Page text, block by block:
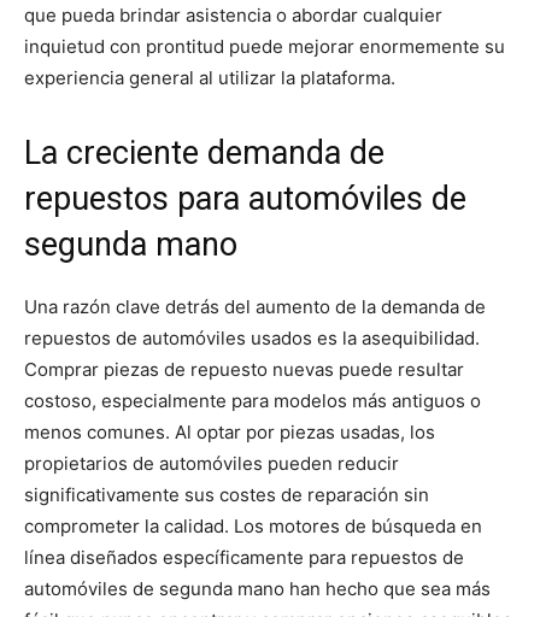
que pueda brindar asistencia o abordar cualquier
inquietud con prontitud puede mejorar enormemente su
experiencia general al utilizar la plataforma.
La creciente demanda de
repuestos para automóviles de
segunda mano
Una razón clave detrás del aumento de la demanda de
repuestos de automóviles usados es la asequibilidad.
Comprar piezas de repuesto nuevas puede resultar
costoso, especialmente para modelos más antiguos o
menos comunes. Al optar por piezas usadas, los
propietarios de automóviles pueden reducir
significativamente sus costes de reparación sin
comprometer la calidad. Los motores de búsqueda en
línea diseñados específicamente para repuestos de
automóviles de segunda mano han hecho que sea más